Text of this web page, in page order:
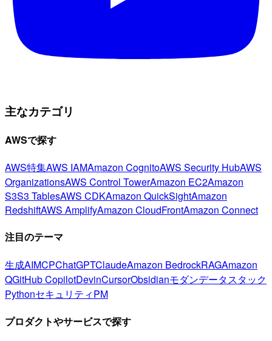
主なカテゴリ
AWSで探す
AWS特集AWS IAMAmazon CognitoAWS Security HubAWS
OrganizationsAWS Control TowerAmazon EC2Amazon
S3S3 TablesAWS CDKAmazon QuickSightAmazon
RedshiftAWS AmplifyAmazon CloudFrontAmazon Connect
注目のテーマ
生成AIMCPChatGPTClaudeAmazon BedrockRAGAmazon
QGitHub CopilotDevinCursorObsidianモダンデータスタック
PythonセキュリティPM
プロダクトやサービスで探す